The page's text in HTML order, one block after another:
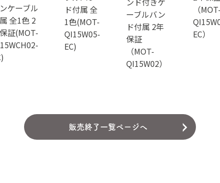
ケーブル
全1色 2
証(MOT-
ド付属 全
1色(MOT-
QI15W05-
EC)
ーブルバン
ド付属 2年
保証
（MOT-
QI15W02）
（
EC）
販売終了一覧ページへ